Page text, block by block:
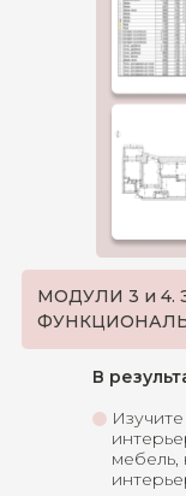
МОДУЛИ 3 и 4.
В
мебель,